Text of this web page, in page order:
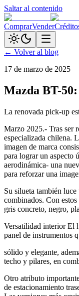
Saltar al contenido
ComprarVender
← Volver al blog
17 de marzo de 2025
Mazda BT-
La renovada pick-up
Marzo 2025.- Tras ser
especializada chilena.
imagen de marca
para lograr un aspecto
aerodinámica- una
para reforzar una
Su silueta también
combinados. Con
gris concreto, negro,
Versatilidad interior El
panel de instrumentos
sólido y elegante,
techo y pilares, en
Otro atributo
de estacionamiento